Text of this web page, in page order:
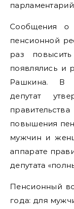
Сообщения о
пенсионной
раз
появлялись и
Рашкина. В
депутат
повышения
мужчин и
аппарате
депутата
Пенсионный
года: для